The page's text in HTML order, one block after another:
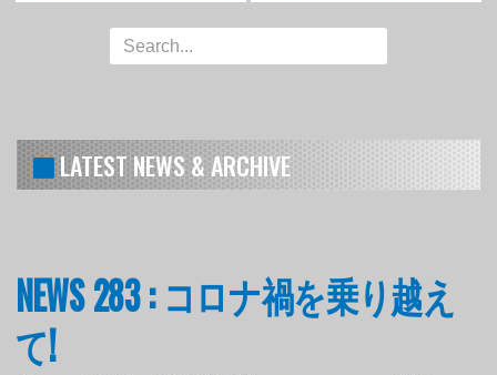
LATEST NEWS & ARCHIVE
NEWS 283 : コロナ禍を乗り越え
て!